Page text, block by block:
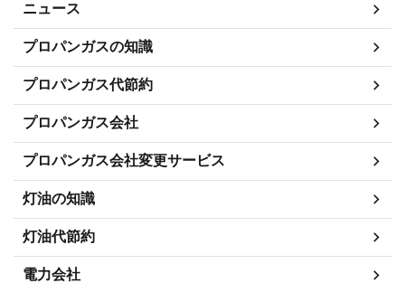
ニュース
プロパンガスの知識
プロパンガス代節約
プロパンガス会社
プロパンガス会社変更サービス
灯油の知識
灯油代節約
電力会社